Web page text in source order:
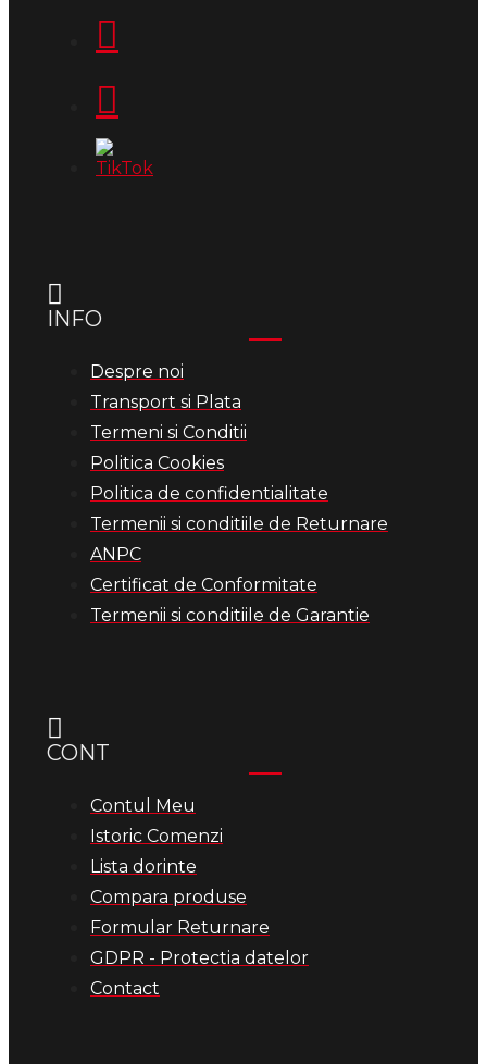
INFO
Despre noi
Transport si Plata
Termeni si Conditii
Politica Cookies
Politica de confidentialitate
Termenii si conditiile de Returnare
ANPC
Certificat de Conformitate
Termenii si conditiile de Garantie
CONT
Contul Meu
Istoric Comenzi
Lista dorinte
Compara produse
Formular Returnare
GDPR - Protectia datelor
Contact